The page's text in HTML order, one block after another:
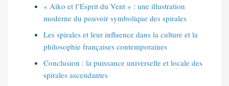
« Aiko et l’Esprit du Vent » : une illustration
moderne du pouvoir symbolique des spirales
Les spirales et leur influence dans la culture et la
philosophie françaises contemporaines
Conclusion : la puissance universelle et locale des
spirales ascendantes